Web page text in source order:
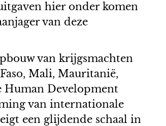
hier onder komen
van deze
van krijgsmachten
Mali, Mauritanië,
Human Development
van internationale
een glijdende schaal in